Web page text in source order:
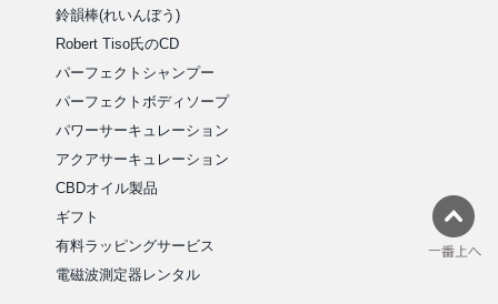
鈴韻棒(れいんぼう)
Robert Tiso氏のCD
パーフェクトシャンプー
パーフェクトボディソープ
パワーサーキュレーション
アクアサーキュレーション
CBDオイル製品
ギフト
有料ラッピングサービス
電磁波測定器レンタル